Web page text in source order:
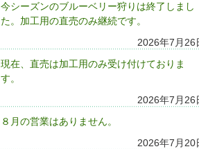
今シーズンのブルーベリー狩りは終了しまし
た。加工用の直売のみ継続です。
2026年7月26
現在、直売は加工用のみ受け付けておりま
す。
2026年7月26
８月の営業はありません。
2026年7月20